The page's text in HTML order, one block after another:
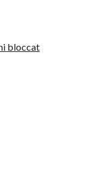
bloccat